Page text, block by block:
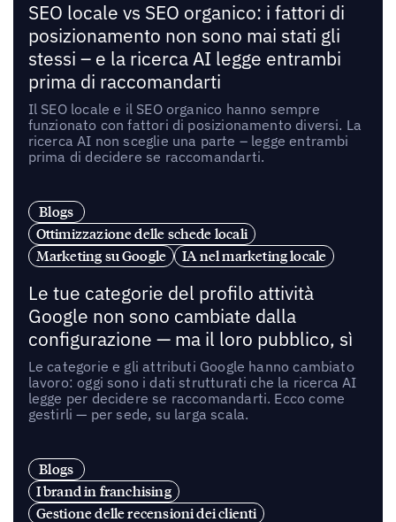
SEO locale vs SEO organico: i fattori di
posizionamento non sono mai stati gli
stessi – e la ricerca AI legge entrambi
prima di raccomandarti
Il SEO locale e il SEO organico hanno sempre
funzionato con fattori di posizionamento diversi. La
ricerca AI non sceglie una parte – legge entrambi
prima di decidere se raccomandarti.
Blogs
Ottimizzazione delle schede locali
Marketing su Google
IA nel marketing locale
Le tue categorie del profilo attività
Google non sono cambiate dalla
configurazione — ma il loro pubblico, sì
Le categorie e gli attributi Google hanno cambiato
lavoro: oggi sono i dati strutturati che la ricerca AI
legge per decidere se raccomandarti. Ecco come
gestirli — per sede, su larga scala.
Blogs
I brand in franchising
Gestione delle recensioni dei clienti